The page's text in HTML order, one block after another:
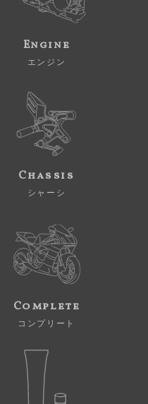
Engine
エンジン
Chassis
シャーシ
Complete
コンプリート